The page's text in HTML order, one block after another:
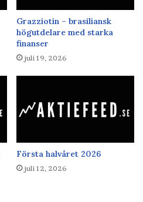
Grazziotin – brasiliansk
högutdelare med starka
finanser
juli 19, 2026
Första halvåret 2026
juli 12, 2026